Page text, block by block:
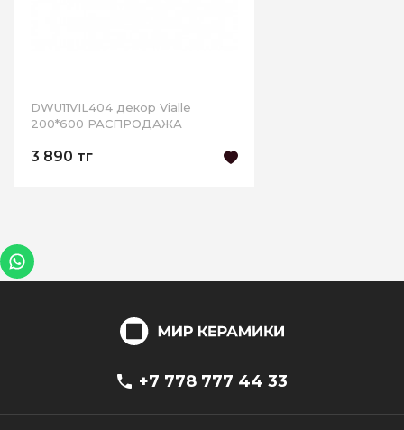
DWU11VIL404 декор Vialle
200*600 РАСПРОДАЖА
3 890 тг
+7 778 777 44 33